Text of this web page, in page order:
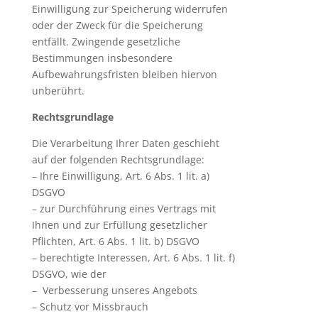
Einwilligung zur Speicherung widerrufen
oder der Zweck für die Speicherung
entfällt. Zwingende gesetzliche
Bestimmungen insbesondere
Aufbewahrungsfristen bleiben hiervon
unberührt.
Rechtsgrundlage
Die Verarbeitung Ihrer Daten geschieht
auf der folgenden Rechtsgrundlage:
– Ihre Einwilligung, Art. 6 Abs. 1 lit. a)
DSGVO
– zur Durchführung eines Vertrags mit
Ihnen und zur Erfüllung gesetzlicher
Pflichten, Art. 6 Abs. 1 lit. b) DSGVO
– berechtigte Interessen, Art. 6 Abs. 1 lit. f)
DSGVO, wie der
– Verbesserung unseres Angebots
– Schutz vor Missbrauch